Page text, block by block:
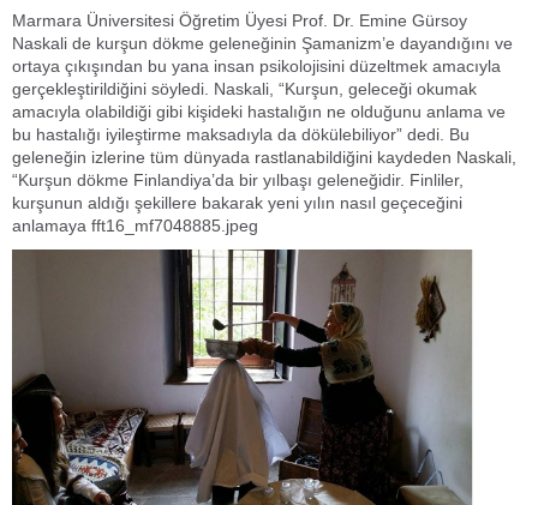
Marmara Üniversitesi Öğretim Üyesi Prof. Dr. Emine Gürsoy
Naskali de kurşun dökme geleneğinin Şamanizm’e dayandığını ve
ortaya çıkışından bu yana insan psikolojisini düzeltmek amacıyla
gerçekleştirildiğini söyledi. Naskali, “Kurşun, geleceği okumak
amacıyla olabildiği gibi kişideki hastalığın ne olduğunu anlama ve
bu hastalığı iyileştirme maksadıyla da dökülebiliyor” dedi. Bu
geleneğin izlerine tüm dünyada rastlanabildiğini kaydeden Naskali,
“Kurşun dökme Finlandiya’da bir yılbaşı geleneğidir. Finliler,
kurşunun aldığı şekillere bakarak yeni yılın nasıl geçeceğini
anlamaya fft16_mf7048885.jpeg